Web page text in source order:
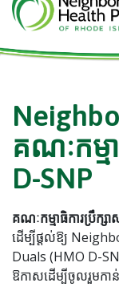
គណៈកម្ម
D-SNP
គណៈកម្មាធិការប្រឹក្
ដើម្បីផ្តល់ឱ្យ
Duals (HMO D-
ឱកាសដើម្បីចូលរួមកា